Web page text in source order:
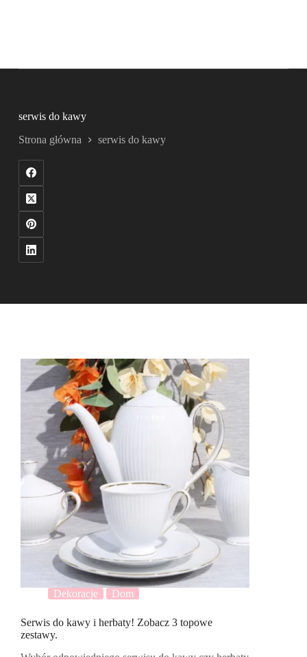
serwis do kawy
Strona główna serwis do kawy
Dekoracje Dom
Serwis do kawy i herbaty! Zobacz 3 topowe
zestawy.